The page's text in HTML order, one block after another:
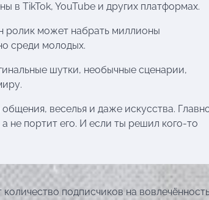
в TikTok, YouTube и других платформах.
ролик может набрать миллионы
среди молодых.
шутки, необычные сценарии,
веселья и даже искусства.
не портит его. И если ты решил кого-то
количество подписчиков на